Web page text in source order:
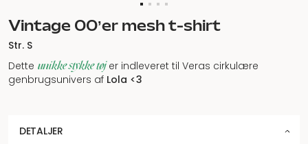
Vintage 00’er mesh t-shirt
Str. S
Dette unikke stykke tøjer indleveret til Veras cirkulære
genbrugsunivers af Lola <3
DETALJER